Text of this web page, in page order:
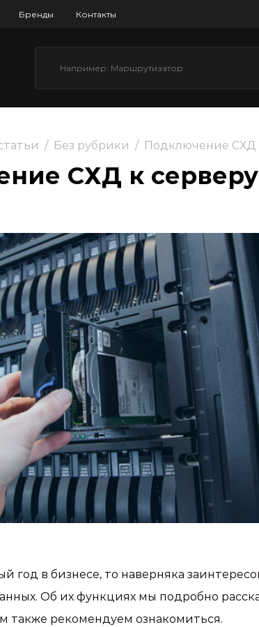
Бренды Контакты
/ Без рубрики / Подключение СХД
СХД к
год в бизнесе, то наверняка
Об их функциях мы подробно
также рекомендуем ознакомиться.